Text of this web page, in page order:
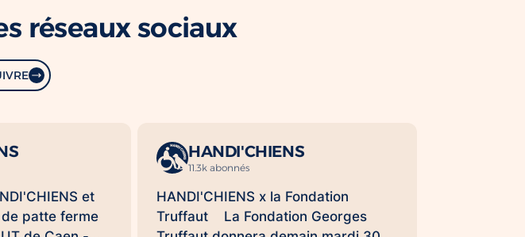
réseaux sociaux
et
patte ferme
HANDI'CHIENS
11.3k abonnés
HANDI'CHIENS x la Fondation
Truffaut La Fondation Georges